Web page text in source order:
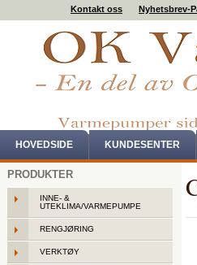
Kontakt oss Nyhetsbrev-
HOVEDSIDE KUNDESENTER
PRODUKTER
INNE- &
UTEKLIMA/VARMEPUMPE
RENGJØRING
VERKTØY